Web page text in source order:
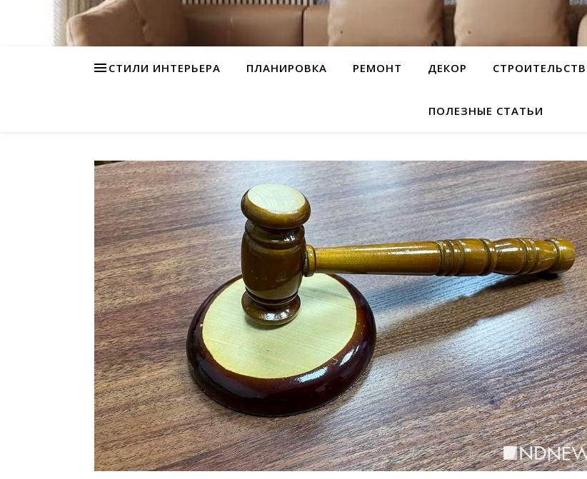
СТИЛИ ИНТЕРЬЕРА ПЛАНИРОВКА РЕМОНТ ДЕКОР
ПОЛЕЗНЫЕ СТАТЬИ